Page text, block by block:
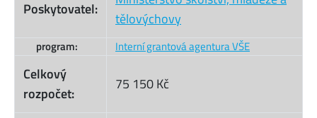
Poskytovatel:
tělovýchovy
program: Interní grantová agentura VŠE
Celkový
rozpočet:
75 150 Kč